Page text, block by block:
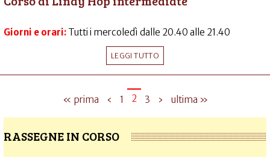
Giorni e orari: Tutti i mercoledì dalle 20.40 alle 21.40
LEGGI TUTTO
« prima ‹ 1 2 3 › ultima »
RASSEGNE IN CORSO